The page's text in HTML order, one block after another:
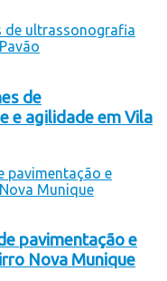
de
e agilidade em Vila
pavimentação e
Nova Munique